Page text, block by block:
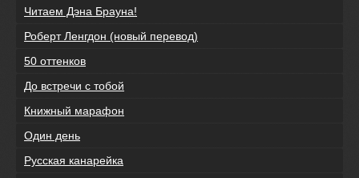
Читаем Дэна Брауна!
Роберт Ленгдон (новый перевод)
50 оттенков
До встречи с тобой
Книжный марафон
Один день
Русская канарейка